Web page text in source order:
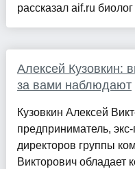
рассказал aif.ru
Алексей Кузовкин:
за вами наблюдают
Кузовкин Алексей
предприниматель,
директоров группы
Викторович обладает